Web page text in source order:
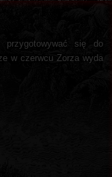
się do
w czerwcu Zorza wyda